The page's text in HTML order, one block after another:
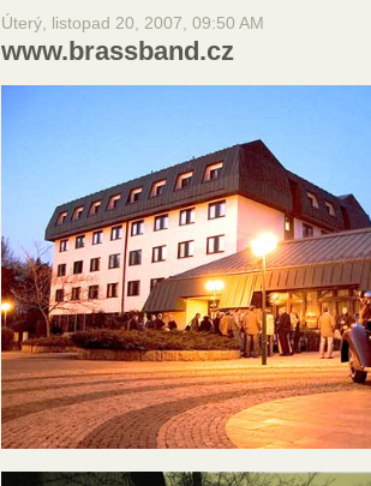
Úterý, listopad 20, 2007, 09:50 AM
www.brassband.cz